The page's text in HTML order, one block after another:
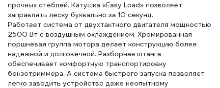
прочных стеблей. Катушка «Easy Load» позволяет
заправлять леску буквально за 10 секунд.
Работает система от двухтактного двигателя мощностью
2500 Вт с воздушным охлаждением. Хромированная
поршневая группа мотора делает конструкцию более
надежной и долговечной. Разборная штанга
обеспечивает комфортную транспортировку
бензотриммера. А система быстрого запуска позволяет
легко заводить устройство даже неопытному